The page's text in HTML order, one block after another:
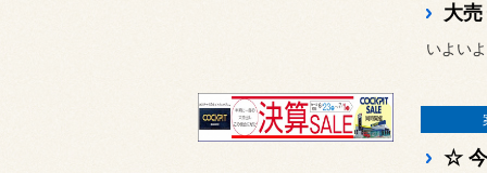
大
☆ 今